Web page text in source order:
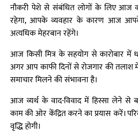
नौकरी पेशे से संबंधित लोगों के लिए आज
रहेगा, आपके व्यवहार के कारण आज
अत्यधिक मेहरबान रहेंगे।
आज किसी मित्र के सहयोग से कारोबार में
अगर आप काफी दिनों से रोजगार की
समाचार मिलने की संभावना है।
आज व्यर्थ के वाद-विवाद में हिस्सा लेने
काम की ओर केंद्रित करने का प्रयास करें।
वृद्धि होगी।